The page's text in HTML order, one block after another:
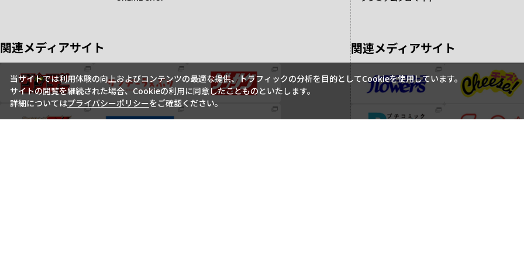
関連メディアサイト 関連メディアサイト
当サイトでは利用体験の向上およびコンテンツの最適な提供、トラフィックの分析を目的としてCookieを使用しています。
サイトの閲覧を継続された場合、Cookieの利用に同意したことものといたします。
詳細についてはプライバシーポリシーをご確認ください。